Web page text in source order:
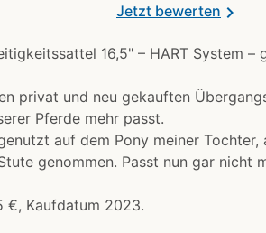
Jetzt bewertenchevron_right
16,5" – HART System –
privat und neu gekauften
Pferde mehr passt.
auf dem Pony meiner Tochter,
genommen. Passt nun gar nicht
€, Kaufdatum 2023.